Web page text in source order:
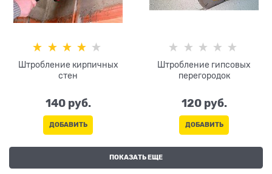
Штробление кирпичных
стен
140 руб.
ДОБАВИТЬ
Штробление гипсовых
перегородок
120 руб.
ДОБАВИТЬ
ПОКАЗАТЬ ЕЩЕ